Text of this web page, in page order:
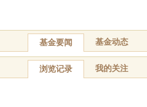
基金要闻 基金动态
浏览记录 我的关注